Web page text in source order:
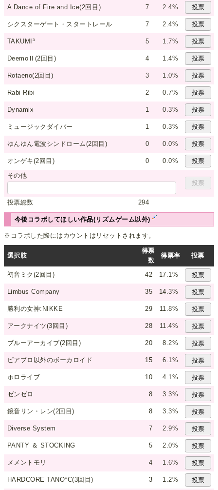
A Dance of Fire and Ice(2回目) 7 2.4%
シクスターゲート・スタートレール 7 2.4%
TAKUMI³ 5 1.7%
DeemoⅡ(2回目) 4 1.4%
Rotaeno(2回目) 3 1.0%
Rabi-Ribi 2 0.7%
Dynamix 1 0.3%
ミュージックダイバー 1 0.3%
ゆんゆん電波シンドローム(2回目) 0 0.0%
オンゲキ(2回目) 0
0.0%
その他
投票総数 294
今後コラボしてほしい作品(リズムゲーム以外)
※コラボした際にはカウントはリセットされます。
選択肢
得票
数
得票率 投票
初音ミク(2回目) 42 17.1%
Limbus Company 35 14.3%
勝利の女神:NIKKE 29 11.8%
アークナイツ(3回目) 28 11.4%
ブルーアーカイブ(2回目) 20 8.2%
ピアプロ以外のボーカロイド 15 6.1%
ホロライブ 10 4.1%
ゼンゼロ 8 3.3%
鏡音リン・レン(2回目) 8 3.3%
Diverse System 7 2.9%
PANTY ＆ STOCKING 5 2.0%
メメントモリ 4 1.6%
HARDCORE TANO*C(3回目) 3 1.2%